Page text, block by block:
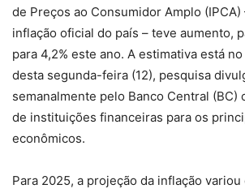
de Preços ao Consumidor Amplo
inflação oficial do país – teve aumento,
para 4,2% este ano. A estimativa está
desta segunda-feira (12), pesquisa
semanalmente pelo Banco Central (BC)
de instituições financeiras para os
econômicos.
Para 2025, a projeção da inflação variou